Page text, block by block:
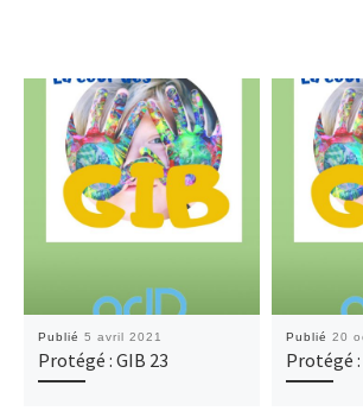
Publié 5 avril 2021
Protégé : GIB 23
Publié 20
Protégé :